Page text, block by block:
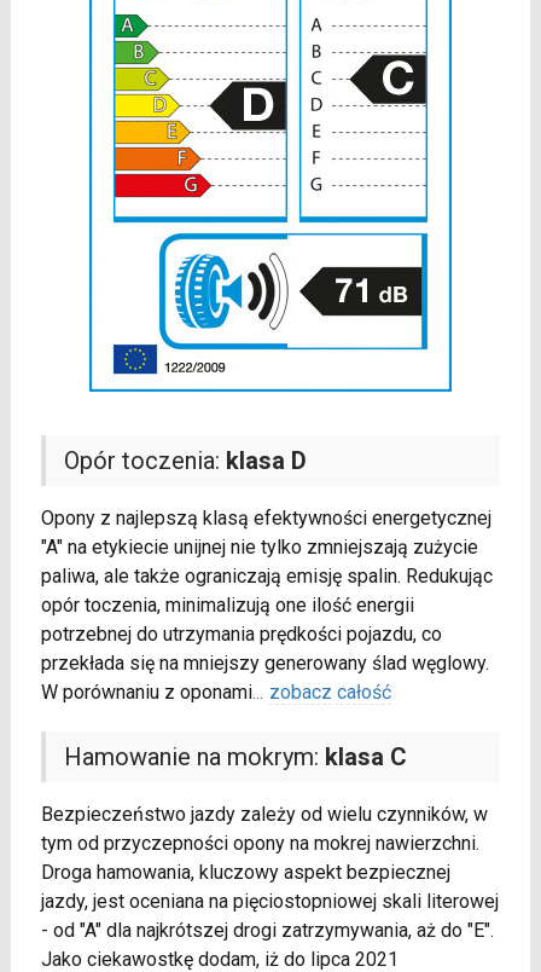
Opór toczenia: klasa D
Opony z najlepszą klasą efektywności energetycznej
"A" na etykiecie unijnej nie tylko zmniejszają zużycie
paliwa, ale także ograniczają emisję spalin. Redukując
opór toczenia, minimalizują one ilość energii
potrzebnej do utrzymania prędkości pojazdu, co
przekłada się na mniejszy generowany ślad węglowy.
W porównaniu z oponami... zobacz całość
Hamowanie na mokrym: klasa C
Bezpieczeństwo jazdy zależy od wielu czynników, w
tym od przyczepności opony na mokrej nawierzchni.
Droga hamowania, kluczowy aspekt bezpiecznej
jazdy, jest oceniana na pięciostopniowej skali literowej
- od "A" dla najkrótszej drogi zatrzymywania, aż do "E".
Jako ciekawostkę dodam, iż do lipca 2021